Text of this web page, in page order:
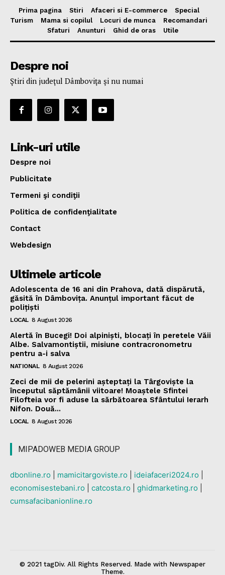
Prima pagina Stiri Afaceri si E-commerce
Special
Turism
Mama si copilul Locuri de munca
Recomandari
Sfaturi
Anunturi Ghid de oras Utile
Despre noi
Ştiri din judeţul Dâmboviţa şi nu numai
Link-uri utile
Despre noi
Publicitate
Termeni şi condiţii
Politica de confidenţialitate
Contact
Webdesign
Ultimele articole
Adolescenta de 16 ani din Prahova, dată dispărută,
găsită în Dâmbovița. Anunțul important făcut de
polițiști
LOCAL 8 August 2026
Alertă în Bucegi! Doi alpiniști, blocați în peretele Văii
Albe. Salvamontiștii, misiune contracronometru
pentru a-i salva
NATIONAL 8 August 2026
Zeci de mii de pelerini așteptați la Târgoviște la
începutul săptămânii viitoare! Moaștele Sfintei
Filofteia vor fi aduse la sărbătoarea Sfântului Ierarh
Nifon. Două...
LOCAL 8 August 2026
MIPADOWEB MEDIA GROUP
dbonline.ro mamicitargoviste.ro ideiafaceri2024.ro
economisestebani.ro
catcosta.ro ghidmarketing.ro
cumsafacibanionline.ro
© 2021 tagDiv. All Rights Reserved. Made with Newspaper
Theme.